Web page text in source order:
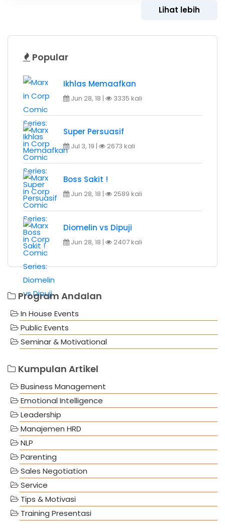
Lihat lebih
Popular
Ikhlas Memaafkan
Jun 28, 18 | 3335 kali
Super Persuasif
Jul 3, 19 | 2673 kali
Boss Sakit !
Jun 28, 18 | 2589 kali
Diomelin vs Dipuji
Jun 28, 18 | 2407 kali
Program Andalan
In House Events
Public Events
Seminar & Motivational
Kumpulan Artikel
Business Management
Emotional Intelligence
Leadership
Manajemen HRD
NLP
Parenting
Sales Negotiation
Service
Tips & Motivasi
Training Presentasi